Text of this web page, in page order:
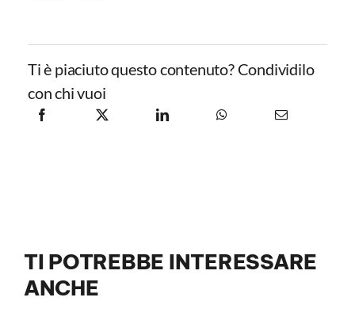
Ti è piaciuto questo contenuto? Condividilo
con chi vuoi
TI POTREBBE INTERESSARE
ANCHE